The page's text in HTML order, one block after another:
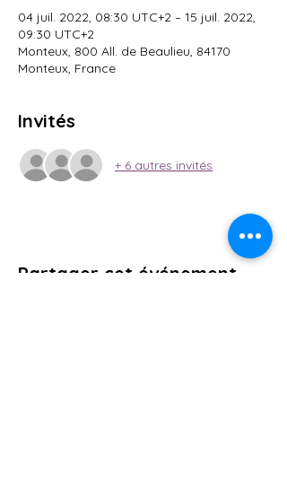
04 juil. 2022, 08:30 UTC+2 – 15 juil. 2022,
09:30 UTC+2
Monteux, 800 All. de Beaulieu, 84170
Monteux, France
Invités
+ 6 autres invités
Partager cet événement